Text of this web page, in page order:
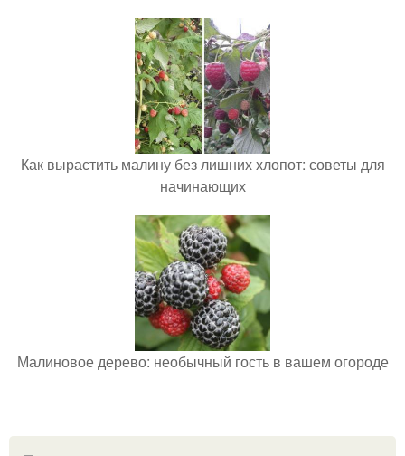
Как вырастить малину без лишних хлопот: советы для
начинающих
Малиновое дерево: необычный гость в вашем огороде